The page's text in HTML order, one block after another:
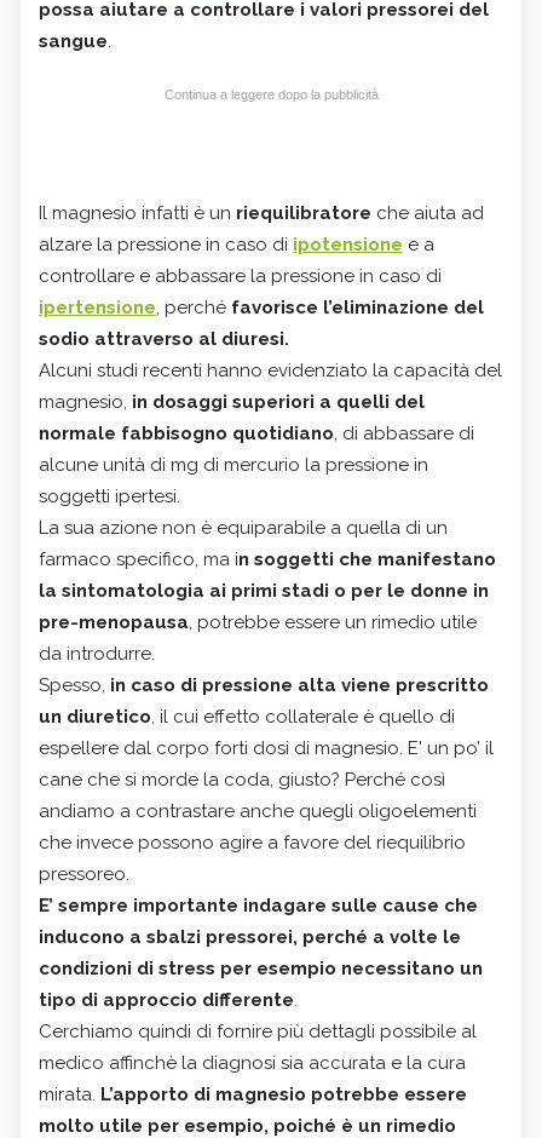
possa aiutare a controllare i valori pressorei del
sangue.
Continua a leggere dopo la pubblicità
Il magnesio infatti è un riequilibratore che aiuta ad
alzare la pressione in caso di ipotensione e a
controllare e abbassare la pressione in caso di
ipertensione, perché favorisce l’eliminazione del
sodio attraverso al diuresi.
Alcuni studi recenti hanno evidenziato la capacità del
magnesio, in dosaggi superiori a quelli del
normale fabbisogno quotidiano, di abbassare di
alcune unità di mg di mercurio la pressione in
soggetti ipertesi.
La sua azione non è equiparabile a quella di un
farmaco specifico, ma in soggetti che manifestano
la sintomatologia ai primi stadi o per le donne in
pre-menopausa, potrebbe essere un rimedio utile
da introdurre.
Spesso, in caso di pressione alta viene prescritto
un diuretico, il cui effetto collaterale è quello di
espellere dal corpo forti dosi di magnesio. E' un po’ il
cane che si morde la coda, giusto? Perché così
andiamo a contrastare anche quegli oligoelementi
che invece possono agire a favore del riequilibrio
pressoreo.
E’ sempre importante indagare sulle cause che
inducono a sbalzi pressorei, perché a volte le
condizioni di stress per esempio necessitano un
tipo di approccio differente.
Cerchiamo quindi di fornire più dettagli possibile al
medico affinchè la diagnosi sia accurata e la cura
mirata. L’apporto di magnesio potrebbe essere
molto utile per esempio, poiché è un rimedio